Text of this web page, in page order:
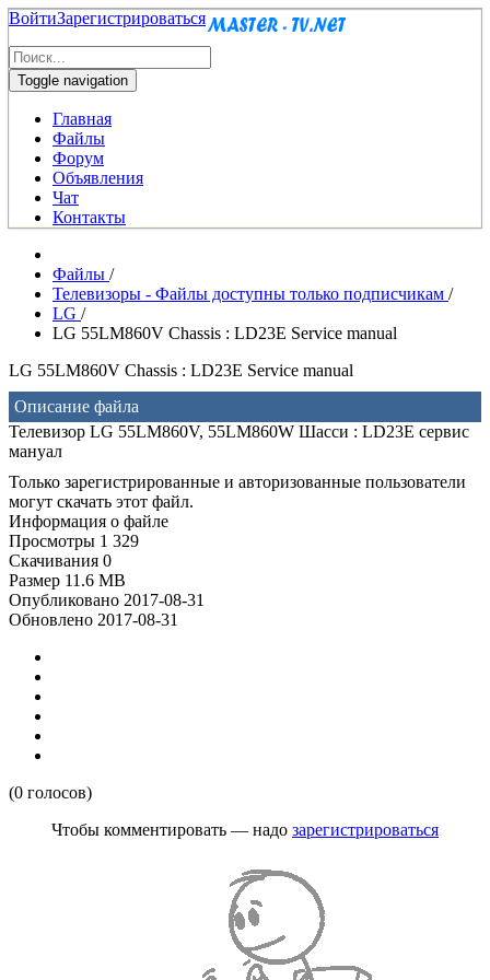
ВойтиЗарегистрироваться
Toggle navigation
Главная
Файлы
Форум
Объявления
Чат
Контакты
Файлы /
Телевизоры - Файлы доступны только подписчикам /
LG /
LG 55LM860V Chassis : LD23E Service manual
LG 55LM860V Chassis : LD23E Service manual
Описание файла
Телевизор LG 55LM860V, 55LM860W Шасси : LD23E сервис
мануал
Только зарегистрированные и авторизованные пользователи
могут скачать этот файл.
Информация о файле
Просмотры 1 329
Скачивания 0
Размер 11.6 MB
Опубликовано 2017-08-31
Обновлено 2017-08-31
(0 голосов)
Чтобы комментировать — надо зарегистрироваться